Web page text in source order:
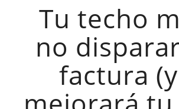
Tu techo
no
factura